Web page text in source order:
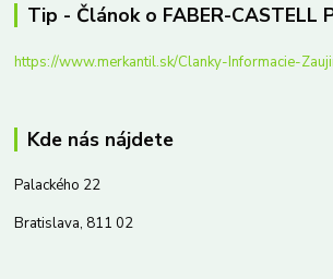
Tip - Článok o FABER-
https://www.merkantil.sk/Clanky-Informacie-
Kde nás nájdete
Palackého 22
Bratislava, 811 02